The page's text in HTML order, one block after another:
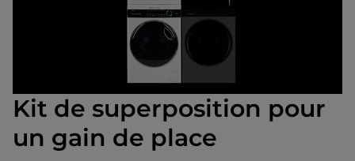
Kit de superposition pour
un gain de place